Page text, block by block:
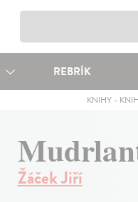
REBRÍK
KNIHY -
Žáček Jiří